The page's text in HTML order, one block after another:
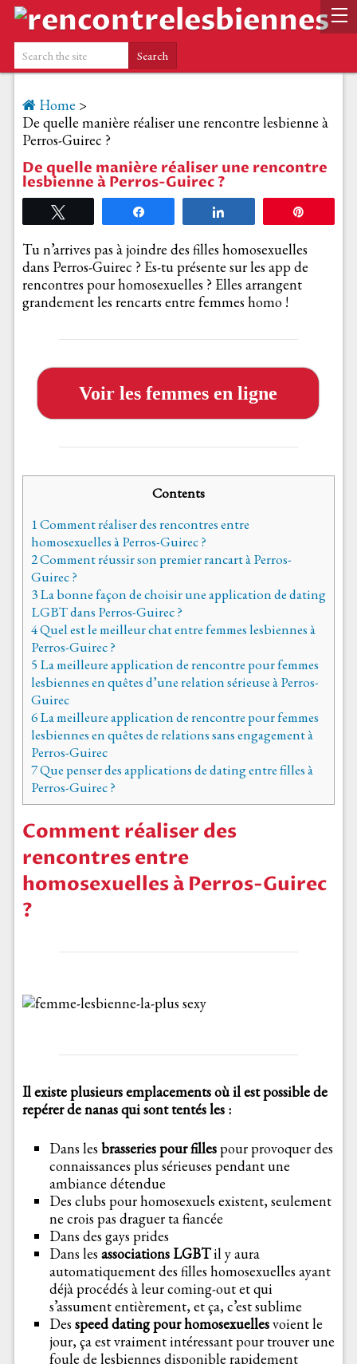
Home >
De quelle manière réaliser une rencontre lesbienne à
Perros-Guirec ?
De quelle manière réaliser une rencontre
lesbienne à Perros-Guirec ?
Tu n’arrives pas à joindre des filles homosexuelles
dans Perros-Guirec ? Es-tu présente sur les app de
rencontres pour homosexuelles ? Elles arrangent
grandement les rencarts entre femmes homo !
Voir les femmes en ligne
Contents
1Comment réaliser des rencontres entre
homosexuelles à Perros-Guirec ?
2Comment réussir son premier rancart à Perros-
Guirec ?
3La bonne façon de choisir une application de dating
LGBT dans Perros-Guirec ?
4Quel est le meilleur chat entre femmes lesbiennes à
Perros-Guirec ?
5 La meilleure application de rencontre pour femmes
lesbiennes en quêtes d’une relation sérieuse à Perros-
Guirec
6La meilleure application de rencontre pour femmes
lesbiennes en quêtes de relations sans engagement à
Perros-Guirec
7Que penser des applications de dating entre filles à
Perros-Guirec ?
Comment réaliser des
rencontres entre
homosexuelles à Perros-Guirec
?
Il existe plusieurs emplacements où il est possible de
repérer de nanas qui sont tentés les :
Dans lesbrasseries pour fillespour provoquer des
connaissances plus sérieuses pendant une
ambiance détendue
Des clubs pour homosexuels existent, seulement
ne crois pas draguer ta fiancée
Dans des gays prides
Dans lesassociations LGBTil y aura
automatiquement des filles homosexuelles ayant
déjà procédés à leur coming-out et qui
s’assument entièrement, et ça, c’est sublime
Desspeed dating pour homosexuellesvoient le
jour, ça est vraiment intéressant pour trouver une
foule de lesbiennes disponible rapidement